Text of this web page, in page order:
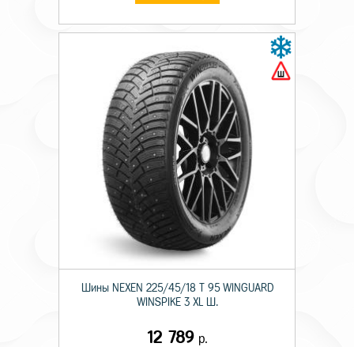
Шины NEXEN 225/45/18 T 95 WINGUARD
WINSPIKE 3 XL Ш.
12 789р.